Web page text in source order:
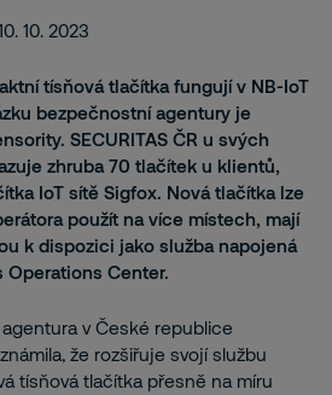
10. 2023
tísňová tlačítka fungují v NB-IoT
bezpečnostní agentury je
SECURITAS ČR u svých
zhruba 70 tlačítek u klientů,
IoT sítě Sigfox. Nová tlačítka lze
použít na více místech, mají
k dispozici jako služba napojená
Operations Center.
v České republice
že rozšiřuje svojí službu
tísňová tlačítka přesně na míru